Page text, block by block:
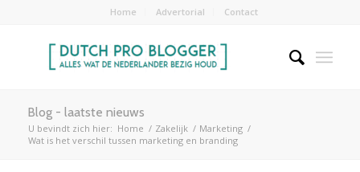
Home Advertorial Contact
Blog - laatste nieuws
U bevindt zich hier: Home / Zakelijk / Marketing /
Wat is het verschil tussen marketing en branding